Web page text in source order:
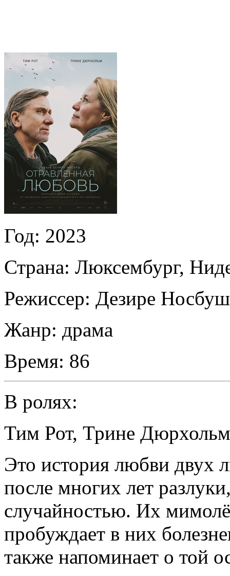
Год: 2023
Страна: Люксембург,
Режиссер: Дезире Носбуш
Жанр: драма
Время: 86
В ролях:
Тим Рот, Трине Дюрхольм
Это история любви двух
после многих лет
случайностью. Их
пробуждает в них
также напоминает о той